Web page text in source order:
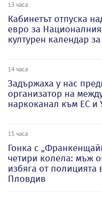
13 часа
Кабинетът отпуска
евро за Националния
културен календар за
14 часа
Задържаха у нас
организатор на
наркоканал към ЕС и
15 часа
Гонка с
четири колела: мъж
избяга от полицията
Пловдив